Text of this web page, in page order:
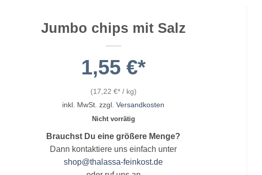
Jumbo chips mit Salz
1,55 €
(17,22 € / kg)
inkl. MwSt. zzgl.Versandkosten
Nicht vorrätig
Brauchst Du eine größere Menge?
Dann kontaktiere uns einfach unter
shop@thalassa-feinkost.de